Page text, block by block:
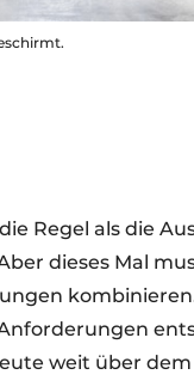
Regel als die
dieses Mal
weit über